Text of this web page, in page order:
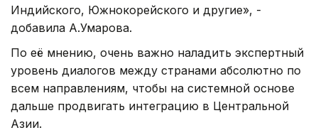
Индийского, Южнокорейского и другие», -
добавила А.Умарова.
По её мнению, очень важно наладить экспертный
уровень диалогов между странами абсолютно по
всем направлениям, чтобы на системной основе
дальше продвигать интеграцию в Центральной
Азии.